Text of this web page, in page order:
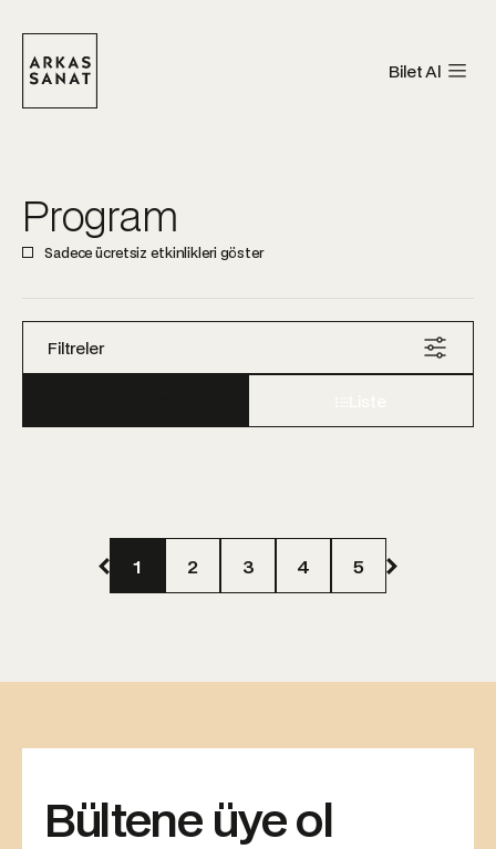
Bilet Al
Program
Sadece ücretsiz etkinlikleri göster
Filtreler
1 2 3 4 5
Bültene üye ol